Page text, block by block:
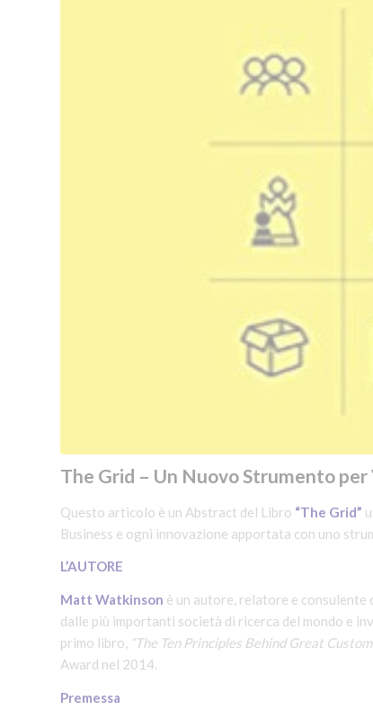
The Grid – Un Nuovo Strumento
Questo articolo è un Abstract del Libro “The Grid”
Business e ogni innovazione apportata con uno
L’AUTORE
Matt Watkinson è un autore, relatore e
dalle più importanti società di ricerca del mondo e
primo libro, “The Ten Principles Behind Great
Award nel 2014.
Premessa